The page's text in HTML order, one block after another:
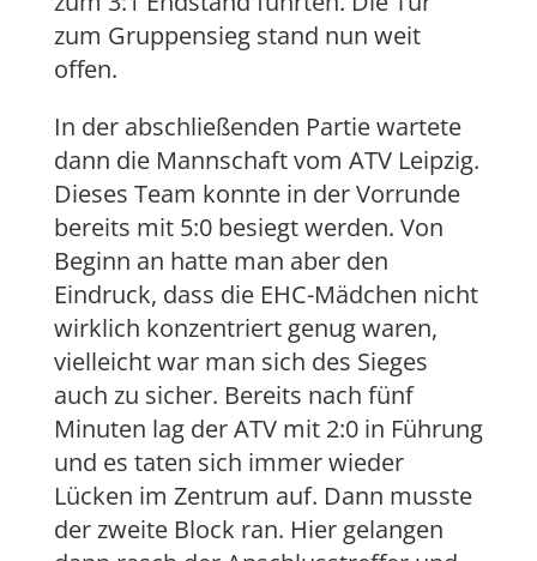
zum Gruppensieg stand nun weit
offen.
In der abschließenden Partie wartete
dann die Mannschaft vom ATV Leipzig.
Dieses Team konnte in der Vorrunde
bereits mit 5:0 besiegt werden. Von
Beginn an hatte man aber den
Eindruck, dass die EHC-Mädchen nicht
wirklich konzentriert genug waren,
vielleicht war man sich des Sieges
auch zu sicher. Bereits nach fünf
Minuten lag der ATV mit 2:0 in Führung
und es taten sich immer wieder
Lücken im Zentrum auf. Dann musste
der zweite Block ran. Hier gelangen